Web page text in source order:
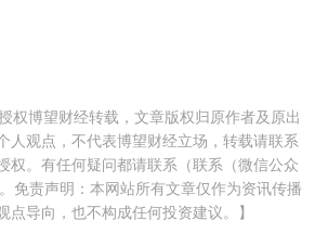
权博望财经转载，文章版权归原作者及原出
人观点，不代表博望财经立场，转载请联系
权。有任何疑问都请联系（联系（微信公众
免责声明：本网站所有文章仅作为资讯传播
点导向，也不构成任何投资建议。】